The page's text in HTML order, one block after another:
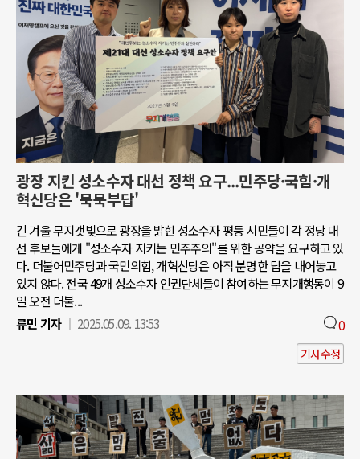
광장 지킨 성소수자 대선 정책 요구...민주당·국힘·개
혁신당은 '묵묵부답'
긴 겨울 무지갯빛으로 광장을 밝힌 성소수자 평등 시민들이 각 정당 대
선 후보들에게 "성소수자 지키는 민주주의"를 위한 공약을 요구하고 있
다. 더불어민주당과 국민의힘, 개혁신당은 아직 분명한 답을 내어놓고
있지 않다. 전국 49개 성소수자 인권단체들이 참여하는 무지개행동이 9
일 오전 더불...
류민 기자
2025.05.09. 13:53 0
기사수정